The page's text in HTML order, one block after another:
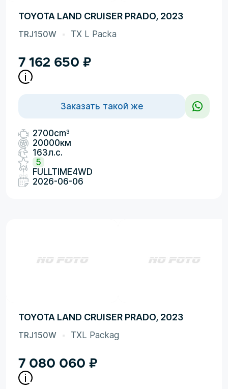
TOYOTA LAND CRUISER PRADO, 2023
TRJ150W TX L Packa
7 162 650 ₽
Заказать такой же
2700cm3
20000км
163л.с.
5
FULLTIME4WD
2026-06-06
TOYOTA LAND CRUISER PRADO, 2023
TRJ150W TXL Packag
7 080 060 ₽